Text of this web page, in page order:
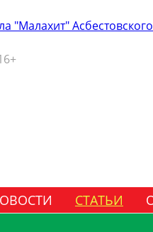
"Малахит"
СТАТЬИ